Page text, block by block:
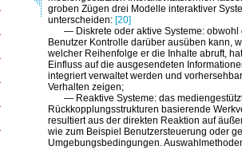
groben Zügen drei Modelle interaktiver
unterscheiden: [20]
— Diskrete oder aktive Systeme: obwohl
Benutzer Kontrolle darüber ausüben kann,
welcher Reihenfolge er die Inhalte abruft,
Einfluss auf die ausgesendeten
integriert verwaltet werden und
Verhalten zeigen;
— Reaktive Systeme: das
Rückkopplungsstrukturen basierende
resultiert aus der direkten Reaktion auf
wie zum Beispiel Benutzersteuerung oder
Umgebungsbedingungen.